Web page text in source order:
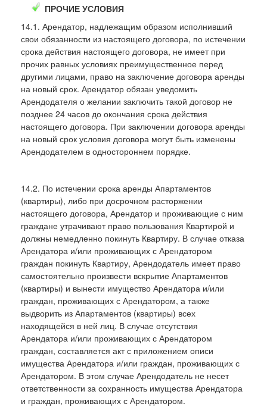
ПРОЧИЕ УСЛОВИЯ
14.1. Арендатор, надлежащим образом исполнивший
свои обязанности из настоящего договора, по истечении
срока действия настоящего договора, не имеет при
прочих равных условиях преимущественное перед
другими лицами, право на заключение договора аренды
на новый срок. Арендатор обязан уведомить
Арендодателя о желании заключить такой договор не
позднее 24 часов до окончания срока действия
настоящего договора. При заключении договора аренды
на новый срок условия договора могут быть изменены
Арендодателем в одностороннем порядке.
14.2. По истечении срока аренды Апартаментов
(квартиры), либо при досрочном расторжении
настоящего договора, Арендатор и проживающие с ним
граждане утрачивают право пользования Квартирой и
должны немедленно покинуть Квартиру. В случае отказа
Арендатора и/или проживающих с Арендатором
граждан покинуть Квартиру, Арендодатель имеет право
самостоятельно произвести вскрытие Апартаментов
(квартиры) и вынести имущество Арендатора и/или
граждан, проживающих с Арендатором, а также
выдворить из Апартаментов (квартиры) всех
находящейся в ней лиц. В случае отсутствия
Арендатора и/или проживающих с Арендатором
граждан, составляется акт с приложением описи
имущества Арендатора и/или граждан, проживающих с
Арендатором. В этом случае Арендодатель не несет
ответственности за сохранность имущества Арендатора
и граждан, проживающих с Арендатором.